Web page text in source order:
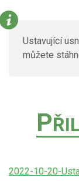
Ustavující
můžete
P
2022-10-20-